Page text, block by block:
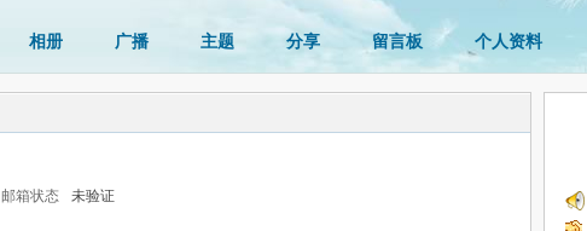
相册 广播 主题 分享 留言板 个人资料
邮箱状态 未验证